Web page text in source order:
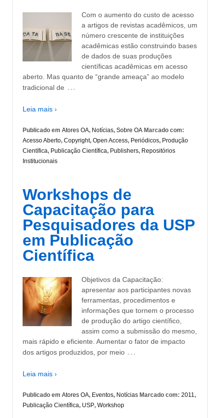
Com o aumento do custo de acesso
a artigos de revistas acadêmicos, um
número crescente de instituições
acadêmicas estão construindo bases
de dados de suas produções
científicas acadêmicas em acesso
aberto. Mas quanto de “grande ameaça” ao modelo
tradicional de …
Leia mais ›
Publicado em Atores OA, Notícias, Sobre OA Marcado com:
Acesso Aberto, Copyright, Open Access, Periódicos, Produção
Científica, Publicação Científica, Publishers, Repositórios
Institucionais
Workshops de
Capacitação para
Pesquisadores da USP
em Publicação
Científica
Objetivos da Capacitação:
apresentar aos participantes novas
ferramentas, procedimentos e
informações que tornem o processo
de produção do artigo científico,
assim como a submissão do mesmo,
mais rápido e eficiente. Aumentar o fator de impacto
dos artigos produzidos, por meio …
Leia mais ›
Publicado em Atores OA, Eventos, Notícias Marcado com: 2011,
Publicação Científica, USP, Workshop